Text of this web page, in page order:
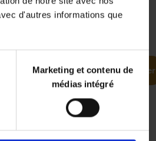
d'autres informations que
Marketing et contenu de
médias intégré
Ajouter au panier